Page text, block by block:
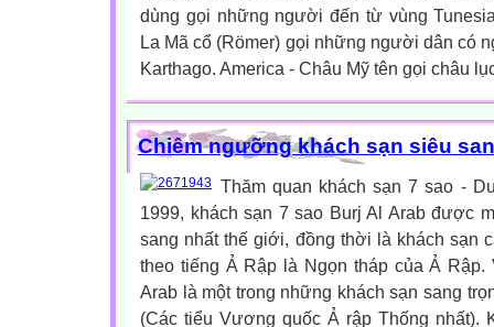
dùng gọi những người đến từ vùng
La Mã cổ (Römer) gọi những người dân có
Karthago. America - Châu Mỹ tên gọi châu
Chiêm ngưỡng khách sạn siêu
Thăm quan khách sạn 7 sao -
1999, khách sạn 7 sao Burj Al Arab được
sang nhất thế giới, đồng thời là khách sạn
theo tiếng Ả Rập là Ngọn tháp của Ả
Arab là một trong những khách sạn sang
(Các tiểu Vương quốc Ả rập Thống nhất).